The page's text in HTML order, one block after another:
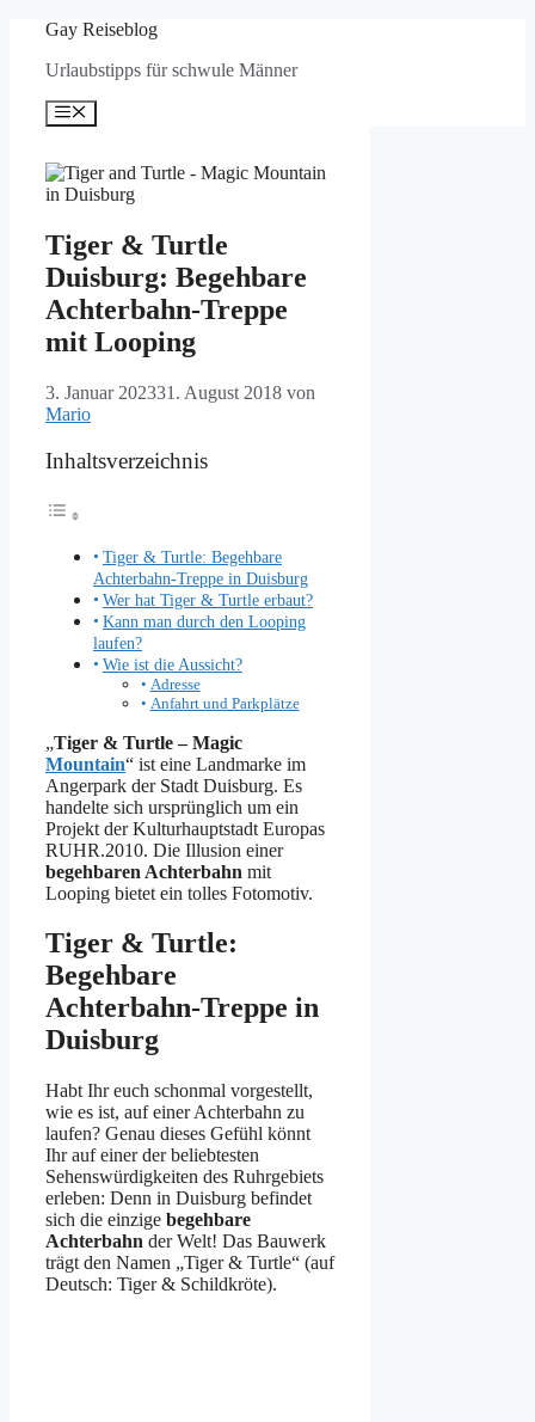
springen
Gay Reiseblog
Urlaubstipps für schwule Männer
Menü
Tiger & Turtle
Duisburg: Begehbare
Achterbahn-Treppe
mit Looping
3. Januar 202331. August 2018 von
Mario
Inhaltsverzeichnis
Tiger & Turtle: Begehbare
Achterbahn-Treppe in Duisburg
Wer hat Tiger & Turtle erbaut?
Kann man durch den Looping
laufen?
Wie ist die Aussicht?
Adresse
Anfahrt und Parkplätze
„Tiger & Turtle – Magic
Mountain“ ist eine Landmarke im
Angerpark der Stadt Duisburg. Es
handelte sich ursprünglich um ein
Projekt der Kulturhauptstadt Europas
RUHR.2010. Die Illusion einer
begehbaren Achterbahn mit
Looping bietet ein tolles Fotomotiv.
Tiger & Turtle:
Begehbare
Achterbahn-Treppe in
Duisburg
Habt Ihr euch schonmal vorgestellt,
wie es ist, auf einer Achterbahn zu
laufen? Genau dieses Gefühl könnt
Ihr auf einer der beliebtesten
Sehenswürdigkeiten des Ruhrgebiets
erleben: Denn in Duisburg befindet
sich die einzige begehbare
Achterbahn der Welt! Das Bauwerk
trägt den Namen „Tiger & Turtle“ (auf
Deutsch: Tiger & Schildkröte).